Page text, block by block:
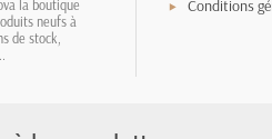
la boutique
neufs à
de stock,
Conditions